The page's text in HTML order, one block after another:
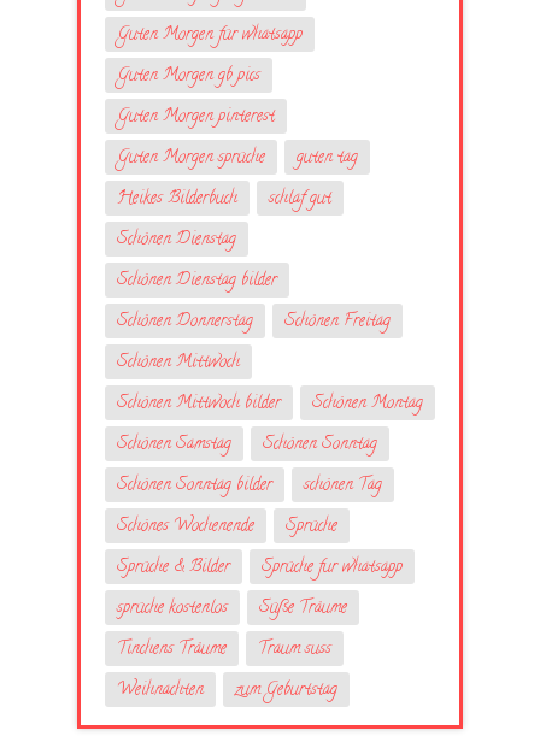
Guten Morgen für whatsapp
Guten Morgen gb pics
Guten Morgen pinterest
Guten Morgen sprüche
guten tag
Heikes Bilderbuch
schlaf gut
Schönen Dienstag
Schönen Dienstag bilder
Schönen Donnerstag
Schönen Freitag
Schönen Mittwoch
Schönen Mittwoch bilder
Schönen Montag
Schönen Samstag
Schönen Sonntag
Schönen Sonntag bilder
schönen Tag
Schönes Wochenende
Sprüche
Sprüche & Bilder
Sprüche fur whatsapp
sprüche kostenlos
Süße Träume
Tinchens Träume
Traum suss
Weihnachten
zum Geburtstag